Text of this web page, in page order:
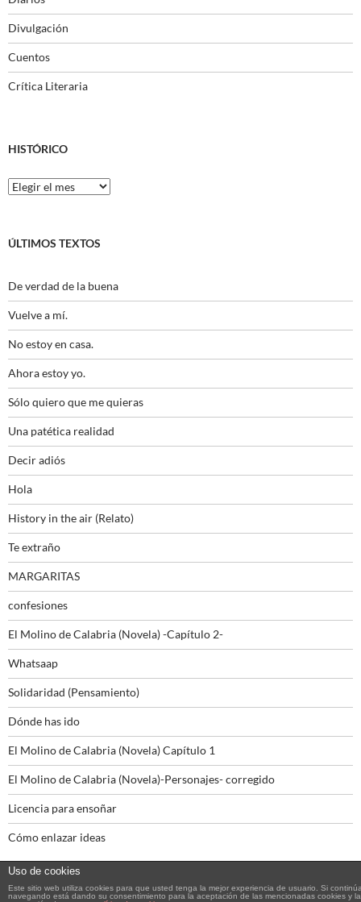
Divulgación
Cuentos
Crítica Literaria
HISTÓRICO
Histórico
ÚLTIMOS TEXTOS
De verdad de la buena
Vuelve a mí.
No estoy en casa.
Ahora estoy yo.
Sólo quiero que me quieras
Una patética realidad
Decir adiós
Hola
History in the air (Relato)
Te extraño
MARGARITAS
confesiones
El Molino de Calabria (Novela) -Capítulo 2-
Whatsaap
Solidaridad (Pensamiento)
Dónde has ido
El Molino de Calabria (Novela) Capítulo 1
El Molino de Calabria (Novela)-Personajes- corregido
Licencia para ensoñar
Cómo enlazar ideas
Uso de cookies
Este sitio web utiliza cookies para que usted tenga la mejor experiencia de usuario. Si
navegando está dando su consentimiento para la aceptación de las mencionadas cookies y la